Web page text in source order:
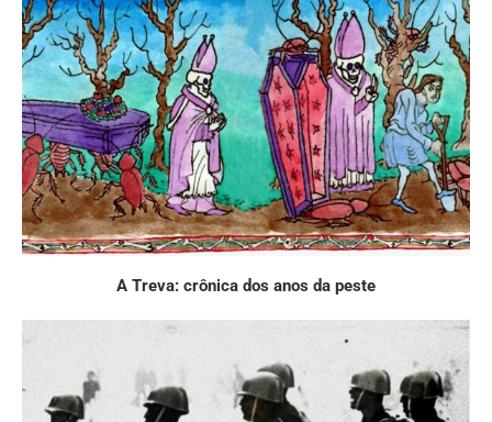
A Treva: crônica dos anos da peste